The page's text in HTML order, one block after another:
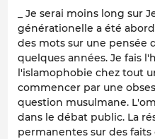
_ Je serai moins long sur
générationelle a été
des mots sur une pensée
quelques années. Je fais
l'islamophobie chez tout
commencer par une
question musulmane.
dans le débat public. La
permanentes sur des